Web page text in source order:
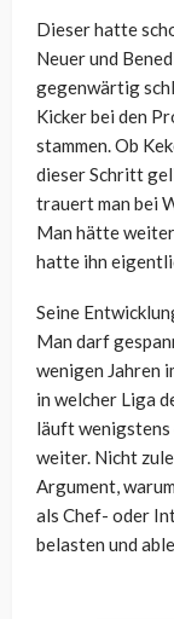
Dieser hatte
Neuer und
gegenwärtig
Kicker bei den
stammen. Ob
dieser Schritt
trauert man bei
Man hätte
hatte ihn
Seine
Man darf
wenigen Jahren
in welcher Liga
läuft wenigstens
weiter. Nicht
Argument,
als Chef- oder
belasten und